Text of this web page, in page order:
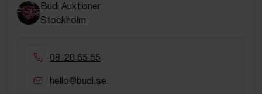
Budi Auktioner
Stockholm
08-20 65 55
hello@budi.se